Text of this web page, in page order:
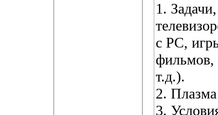
1.
с PC,
фильмов,
т.д.).
2.
3.